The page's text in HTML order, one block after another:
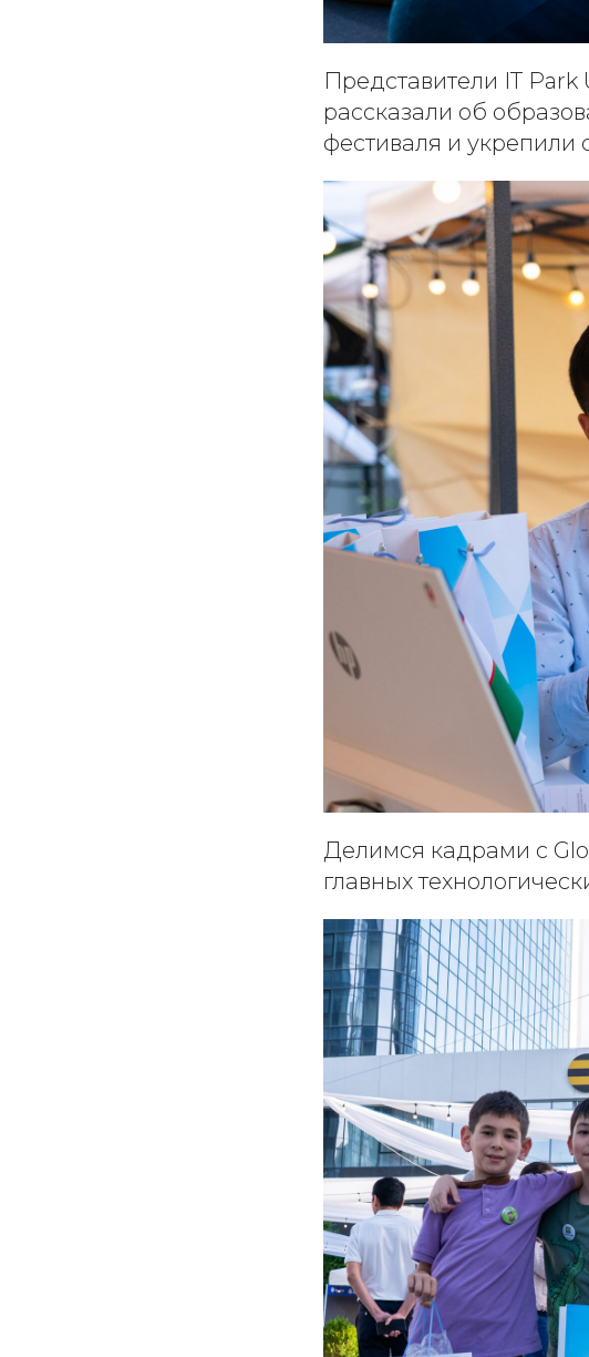
Представители IT
рассказали об
фестиваля и укрепили
Делимся кадрами с
главных